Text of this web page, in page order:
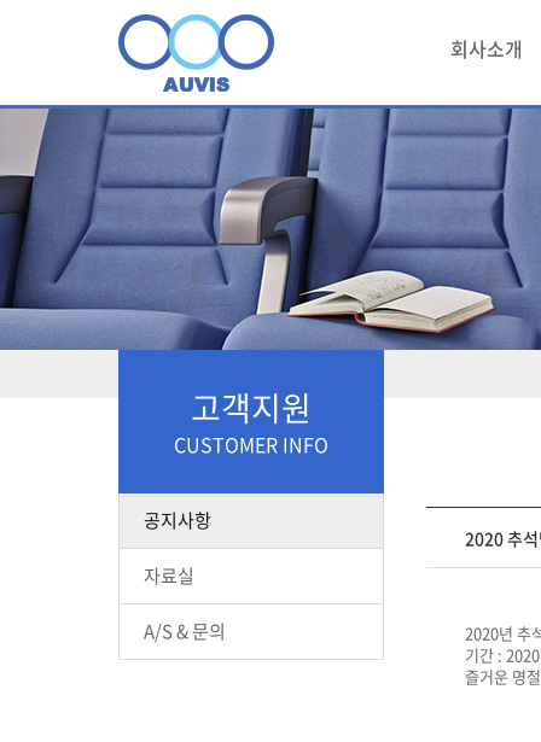
회사소개
고객지원
CUSTOMER INFO
공지사항
자료실
A/S & 문의
2020 추
2020년 추
기간 :
즐거운 명